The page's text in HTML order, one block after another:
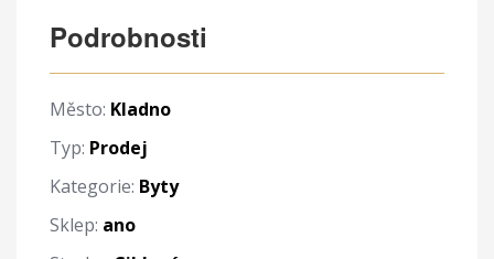
Podrobnosti
Město: Kladno
Typ: Prodej
Kategorie: Byty
Sklep: ano